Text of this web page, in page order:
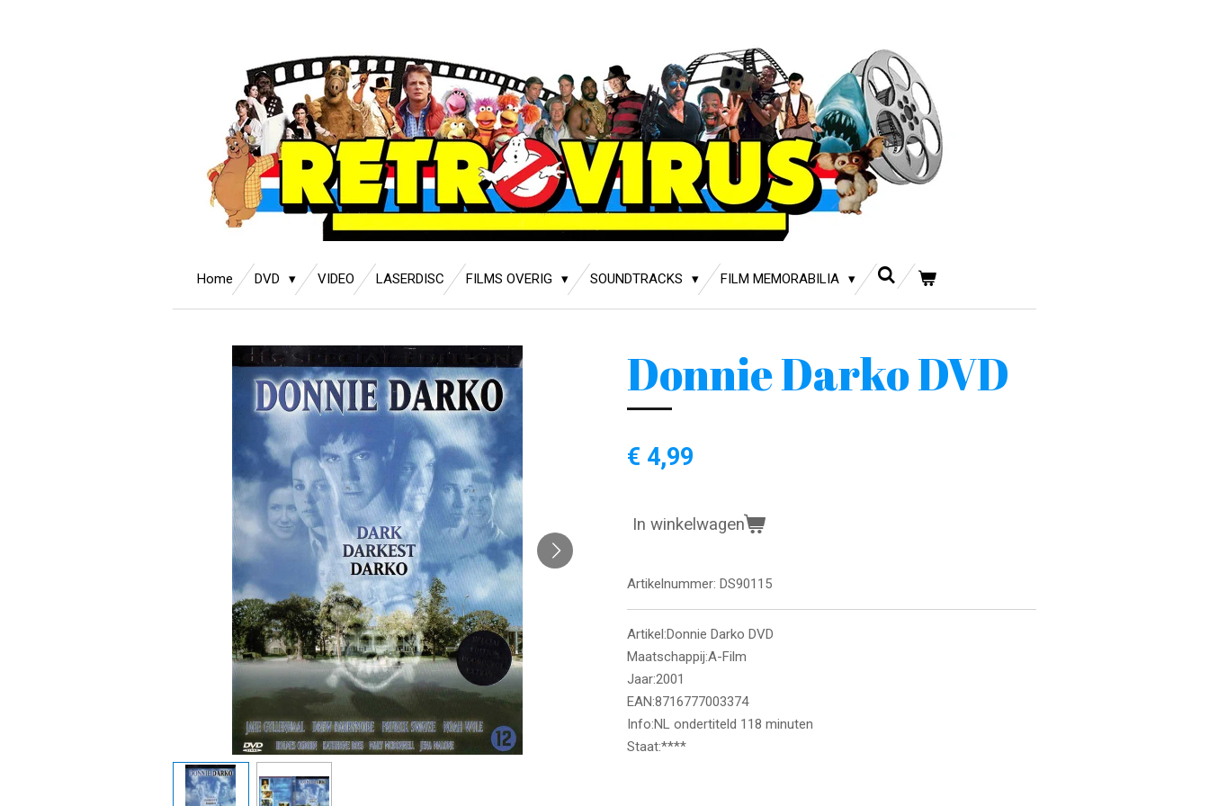
Home DVD VIDEO LASERDISC FILMS OVERIG SOUNDTRACKS FILM MEMORABILIA
Donnie Darko DVD
€ 4,99
In winkelwagen
Artikelnummer: DS90115
Artikel:Donnie Darko DVD
Maatschappij:A-Film
Jaar:2001
EAN:8716777003374
Info:NL ondertiteld 118 minuten
Staat:****